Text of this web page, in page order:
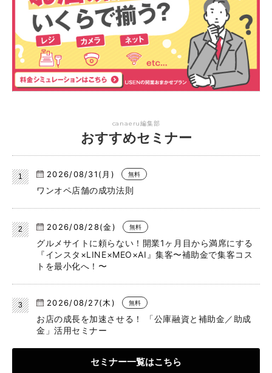
canaeru編集部
おすすめセミナー
2026/08/31(月) 無料
ワンオペ店舗の成功法則
2026/08/28(金) 無料
グルメサイトに頼らない！開業1ヶ月目から満席にする
『インスタ×LINE×MEO×AI』集客〜補助金で集客コス
トを最小化へ！〜
2026/08/27(木) 無料
お店の成長を加速させる！ 「公庫融資と補助金／助成
金」活用セミナー
セミナー一覧はこちら